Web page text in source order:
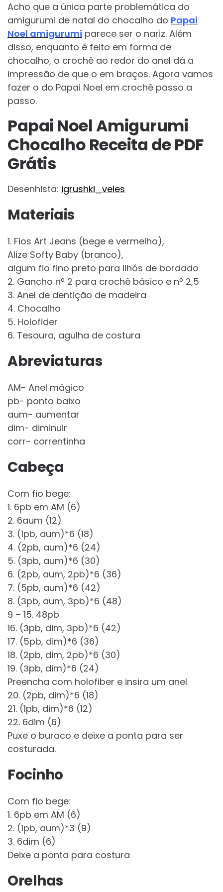
Acho que a única parte problemática do
amigurumi de natal do chocalho do Papai
Noel amigurumi parece ser o nariz. Além
disso, enquanto é feito em forma de
chocalho, o crochê ao redor do anel dá a
impressão de que o em braços. Agora vamos
fazer o do Papai Noel em crochê passo a
passo.
Papai Noel Amigurumi
Chocalho Receita de PDF
Grátis
Desenhista: igrushki_veles
Materiais
1. Fios Art Jeans (bege e vermelho),
Alize Softy Baby (branco),
algum fio fino preto para ilhós de bordado
2. Gancho nº 2 para crochê básico e nº 2,5
3. Anel de dentição de madeira
4. Chocalho
5. Holofider
6. Tesoura, agulha de costura
Abreviaturas
AM- Anel mágico
pb- ponto baixo
aum- aumentar
dim- diminuir
corr- correntinha
Cabeça
Com fio bege:
1. 6pb em AM (6)
2. 6aum (12)
3. (1pb, aum)*6 (18)
4. (2pb, aum)*6 (24)
5. (Зpb, aum)*6 (30)
6. (2pb, aum, 2pb)*6 (36)
7. (5pb, aum)*6 (42)
8. (Зpb, aum, Зpb)*6 (48)
9 – 15. 48pb
16. (Зpb, dim, Зpb)*6 (42)
17. (5pb, dim)*6 (36)
18. (2pb, dim, 2pb)*6 (30)
19. (Зpb, dim)*6 (24)
Preencha com holofiber e insira um anel
20. (2pb, dim)*6 (18)
21. (1pb, dim)*6 (12)
22. 6dim (6)
Puxe o buraco e deixe a ponta para ser
costurada.
Focinho
Com fio bege:
1. 6pb em AM (6)
2. (1pb, aum)*3 (9)
3. 6dim (6)
Deixe a ponta para costura
Orelhas